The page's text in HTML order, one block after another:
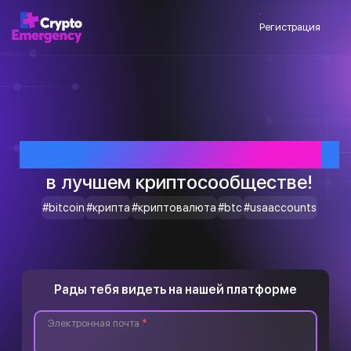
Регистрация
в лучшем криптосообществе!
#bitcoin#крипта#криптовалюта#btc#usaaccounts
Рады тебя видеть на нашей платформе
Электронная почта *